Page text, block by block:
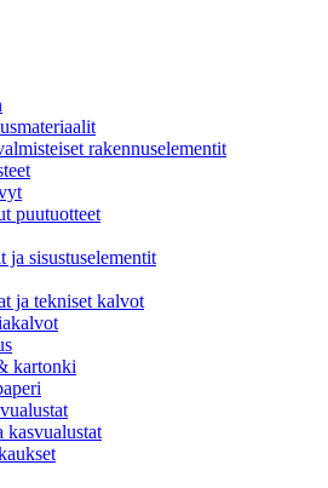
rakennuselementit
puutuotteet
ja sisustuselementit
ja tekniset kalvot
kartonki
kasvualustat